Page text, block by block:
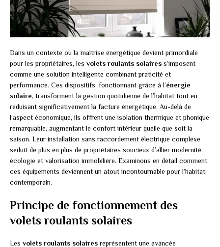
Dans un contexte où la maîtrise énergétique devient primordiale
pour les propriétaires, les volets roulants solaires s’imposent
comme une solution intelligente combinant praticité et
performance. Ces dispositifs, fonctionnant grâce à l’énergie
solaire, transforment la gestion quotidienne de l’habitat tout en
réduisant significativement la facture énergétique. Au-delà de
l’aspect économique, ils offrent une isolation thermique et phonique
remarquable, augmentant le confort intérieur quelle que soit la
saison. Leur installation sans raccordement électrique complexe
séduit de plus en plus de propriétaires soucieux d’allier modernité,
écologie et valorisation immobilière. Examinons en détail comment
ces équipements deviennent un atout incontournable pour l’habitat
contemporain.
Principe de fonctionnement des
volets roulants solaires
Les volets roulants solairesreprésentent une avancée